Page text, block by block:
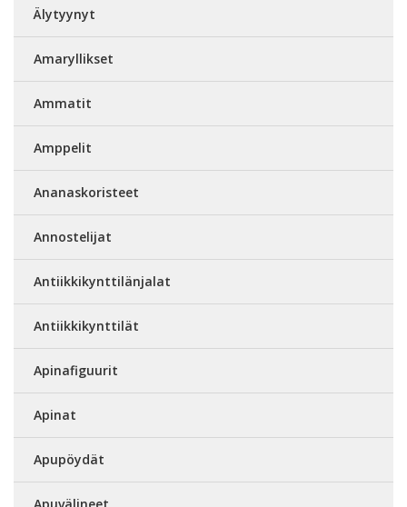
Älytyynyt
Amaryllikset
Ammatit
Amppelit
Ananaskoristeet
Annostelijat
Antiikkikynttilänjalat
Antiikkikynttilät
Apinafiguurit
Apinat
Apupöydät